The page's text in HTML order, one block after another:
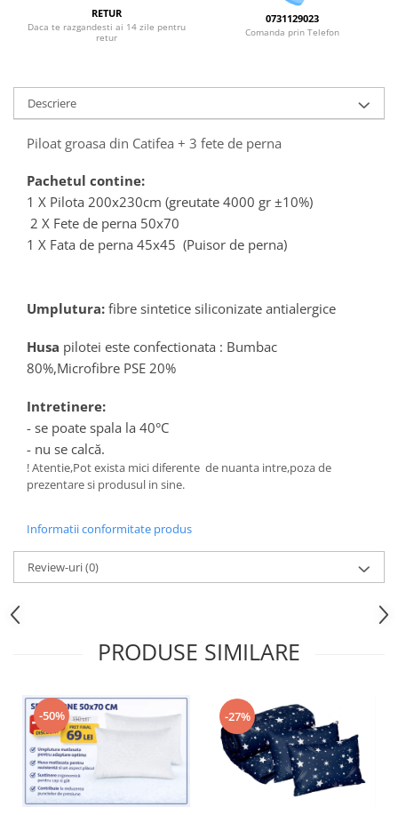
RETUR
Daca te razgandesti ai 14 zile pentru
retur
0731129023
Comanda prin Telefon
Descriere
Piloat groasa din Catifea + 3 fete de perna
Pachetul contine:
1 X Pilota 200x230cm (greutate 4000 gr ±10%)
2 X Fete de perna 50x70
1 X Fata de perna 45x45 (Puisor de perna)
Umplutura: fibre sintetice siliconizate antialergice
Husa pilotei este confectionata : Bumbac
80%,Microfibre PSE 20%
Intretinere:
- se poate spala la 40°C
- nu se calcă.
! Atentie,Pot exista mici diferente de nuanta intre,poza de
prezentare si produsul in sine.
Informatii conformitate produs
Review-uri(0)
PRODUSE SIMILARE
-50% -27%